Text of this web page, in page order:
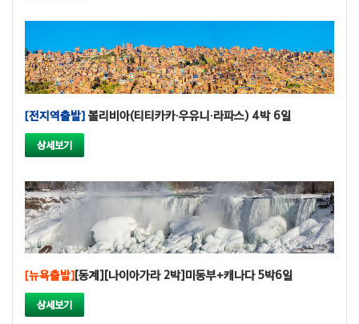
[전지역출발] 볼리비아(티티카카·우유니·라파스) 4박 6일
상세보기
[뉴욕출발][동계][나이아가라 2박]미동부+캐나다 5박6일
상세보기